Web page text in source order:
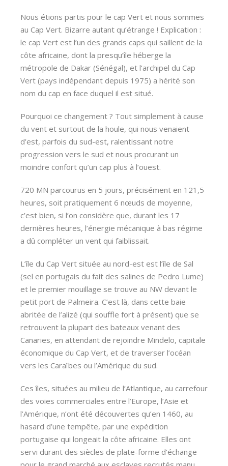
Nous étions partis pour le cap Vert et nous sommes
au Cap Vert. Bizarre autant qu’étrange ! Explication :
le cap Vert est l’un des grands caps qui saillent de la
côte africaine, dont la presqu’île héberge la
métropole de Dakar (Sénégal), et l’archipel du Cap
Vert (pays indépendant depuis 1975) a hérité son
nom du cap en face duquel il est situé.
Pourquoi ce changement ? Tout simplement à cause
du vent et surtout de la houle, qui nous venaient
d’est, parfois du sud-est, ralentissant notre
progression vers le sud et nous procurant un
moindre confort qu’un cap plus à l’ouest.
720 MN parcourus en 5 jours, précisément en 121,5
heures, soit pratiquement 6 nœuds de moyenne,
c’est bien, si l’on considère que, durant les 17
dernières heures, l’énergie mécanique à bas régime
a dû compléter un vent qui faiblissait.
L’île du Cap Vert située au nord-est est l’île de Sal
(sel en portugais du fait des salines de Pedro Lume)
et le premier mouillage se trouve au NW devant le
petit port de Palmeira. C’est là, dans cette baie
abritée de l’alizé (qui souffle fort à présent) que se
retrouvent la plupart des bateaux venant des
Canaries, en attendant de rejoindre Mindelo, capitale
économique du Cap Vert, et de traverser l’océan
vers les Caraïbes ou l’Amérique du sud.
Ces îles, situées au milieu de l’Atlantique, au carrefour
des voies commerciales entre l’Europe, l’Asie et
l’Amérique, n’ont été découvertes qu’en 1460, au
hasard d’une tempête, par une expédition
portugaise qui longeait la côte africaine. Elles ont
servi durant des siècles de plate-forme d’échange